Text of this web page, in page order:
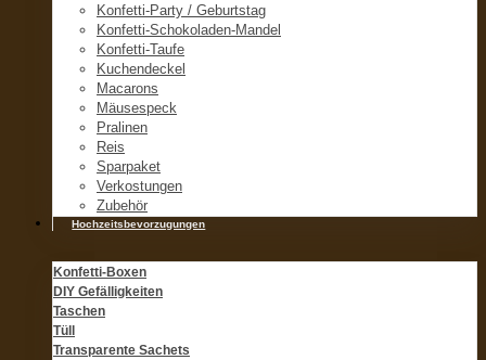
Konfetti-Party / Geburtstag
Konfetti-Schokoladen-Mandel
Konfetti-Taufe
Kuchendeckel
Macarons
Mäusespeck
Pralinen
Reis
Sparpaket
Verkostungen
Zubehör
Hochzeitsbevorzugungen
Konfetti-Boxen
DIY Gefälligkeiten
Taschen
Tüll
Transparente Sachets